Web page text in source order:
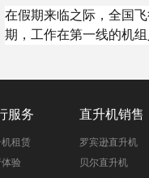
在假期来临之际，全国
期，工作在第一线的机
服务
租赁
验
直升机销售
罗宾逊直升机
贝尔直升机